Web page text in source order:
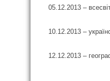
05.12.2013 –
10.12.2013 –
12.12.2013 –